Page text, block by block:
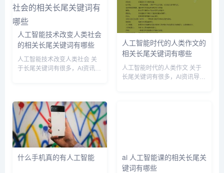
人工智能技术改变人类社会
的相关长尾关键词有哪些
人工智能技术改变人类社会 关
于长尾关键词有很多，AI资讯导
技术改变人类社会相关长尾关键
词有以下这些： 人工智能...
人工智能时代的人类作文的
相关长尾关键词有哪些
人工智能时代的人类作文 关于
长尾关键词有很多，AI资讯导航
什么手机真的有人工智能
ai 人工智能课的相关长尾关
键词有哪些